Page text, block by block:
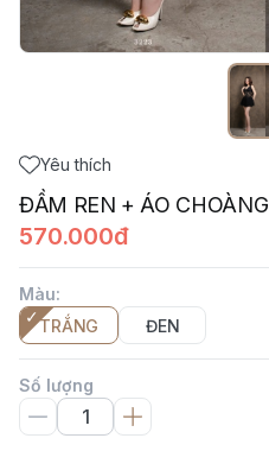
Yêu thích
ĐẦM REN + ÁO CHOÀNG
570.000đ
Màu:
TRẮNG
ĐEN
Số lượng